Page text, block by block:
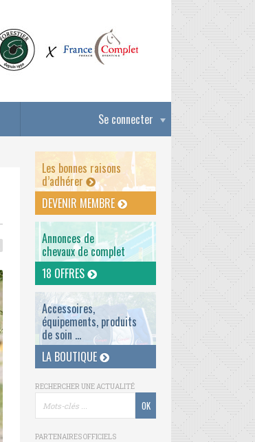
Se connecter
Les bonnes raisons
d’adhérer
DEVENIR MEMBRE
Annonces de
chevaux de complet
18 OFFRES
Accessoires,
équipements, produits
de soin ...
LA BOUTIQUE
RECHERCHER UNE ACTUALITÉ
PARTENAIRES OFFICIELS